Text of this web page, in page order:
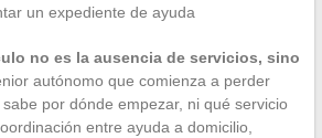
un expediente de ayuda
no es la ausencia de servicios, sino
autónomo que comienza a perder
por dónde empezar, ni qué servicio
entre ayuda a domicilio,